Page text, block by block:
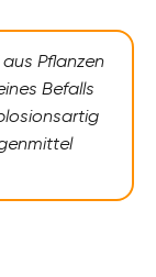
Pflanzen
Befalls